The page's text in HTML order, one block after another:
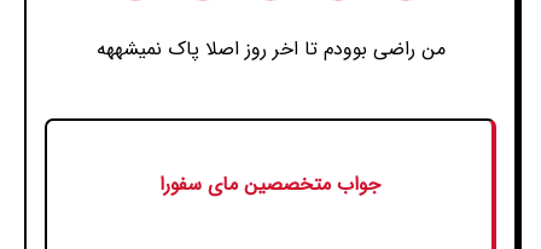
من راضی بوودم تا اخر روز اصلا پاک نمیشههه
جواب متخصصین مای سفورا